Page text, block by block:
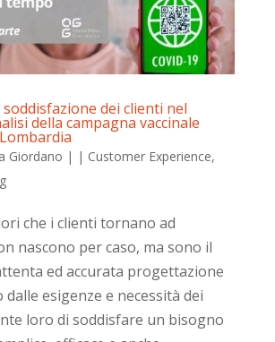
dei clienti nel
della campagna vaccinale
Giordano | | Customer Experience,
che i clienti tornano ad
nascono per caso, ma sono il
ed accurata progettazione
esigenze e necessità dei
loro di soddisfare un bisogno